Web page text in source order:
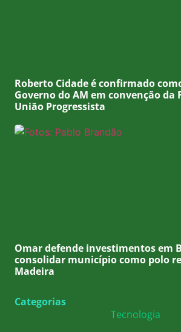
Roberto Cidade é confirmado
Governo do AM em convenção da
União Progressista
Omar defende investimentos em
consolidar município como polo
Madeira
Categorias
Tecnologia